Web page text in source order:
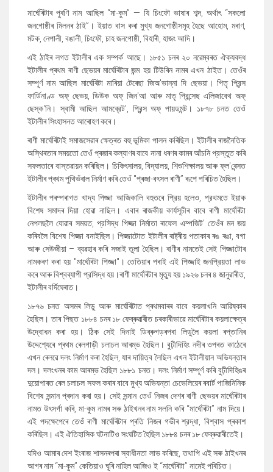
মাৰ্ঘেৰিটাৰ পুৰণি নাম আছিল “মা-কুম” — যি চিংফৌ ভাষাৰ শব্দ, অৰ্থাৎ “সকলো
জনগোষ্ঠীৰ মিলনৰ ঠাই”। ইয়াত বাস কৰা মুখ্য জনগোষ্ঠীসমূহ হৈছে আহোম, মৰাণ,
মটক, নেপালী, বঙালী, চিংফৌ, চাহ জনগোষ্ঠী, বিহাৰী, হাজং আদি।
এই ঠাইৰ লগত ইটালীৰ এক সম্পৰ্ক আছে। ১৮৫১ চনৰ ২০ নৱেম্বৰত ঐক্যবদ্ধ
ইটালীৰ প্ৰথম ৰাণী ছেভয়ৰ মাৰ্ঘেৰিটাৰ জন্ম হয় টিউৰিন নামৰ এখন ঠাইত। তেওঁৰ
সম্পূৰ্ণ নাম আছিল মাৰ্ঘেৰিটা মাৰিয়া টেৰেছা জিঅ'ভান্না দি ছেভয়া। পিতৃ প্রিন্স
ফার্ডিনাণ্ড অফ্ ছেভয়, ডিউক অফ্ জিন'আ আৰু মাতৃ প্রিন্সেছ এলিজাবেথ অফ্
ছেস্ক'নি। স্বামী আছিল আমব্রেট', প্রিন্স অফ্ পায়ডমন্ট। ১৮৭৮ চনত তেওঁ
ইটালীৰ সিংহাসনত আৰোহণ কৰে।
ৰাণী মাৰ্ঘেৰিটাই সমাজসেৱাৰ ক্ষেত্ৰত বহু ভূমিকা পালন কৰিছিল। ইটালীৰ ৰাজনৈতিক
অস্থিৰতাৰ সময়তো তেওঁ প্ৰজাৰ কল্যাণৰ বাবে নানা ধৰণৰ কামৰ আঁচনি প্রস্তুত কৰি
সফলতাৰে বাস্তৱায়ন কৰিছিল। চিকিৎসালয়, বিদ্যালয়, শিশুশিক্ষালয় আৰু ফ্ল'ৰেন্সত
ইটালীৰ প্ৰথম পুথিভঁৰাল নিৰ্মাণ কৰি তেওঁ "প্ৰজা-বৎসল ৰাণী” ৰূপে পৰিচিত হৈছিল।
ইটালীৰ পৰম্পৰাগত খাদ্য পিজ্জা আজিকালি বহুতৰে প্রিয় হলেও, প্রথমতে ইয়াক
বিশেষ সমাদৰ দিয়া হোৱা নাছিল। এবাৰ ৰাজকীয় কাৰ্যসূচীৰ বাবে ৰাণী মাৰ্ঘেৰিটা
নেপলছলৈ যোৱাৰ সময়ত, প্রসিদ্ধ পিজ্জা নিৰ্মাতা ৰাফেল এম্পজিট' তেওঁৰ মন জয়
কৰিবলৈ বিশেষ পিজ্জা বনাইছিল। পিজ্জাটোত ইটালীৰ ৰাষ্ট্ৰীয় পতাকাৰ ৰঙ ৰঙা, বগা
আৰু সেউজীয়া – ব্যৱহাৰ কৰি সজাই তুলা হৈছিল। ৰাণীৰ নামতেই সেই পিজ্জাটোৰ
নামকৰণ কৰা হয় "মাৰ্ঘেৰিটা পিজ্জা"। তেতিয়াৰ পৰাই এই পিজ্জাই জনপ্রিয়তা লাভ
কৰে আৰু বিশ্বব্যাপী প্রসিদ্ধ হয়।ৰাণী মাৰ্ঘেৰিটাৰ মৃত্যু হয় ১৯২৬ চনৰ ৪ জানুৱাৰীত,
ইটালীৰ বৰ্দিঘেৰাত।
১৮৭৬ চনত অসমৰ লিডু আৰু মাৰ্ঘেৰিটাত প্ৰথমবাৰৰ বাবে কয়লাখনি আৱিষ্কাৰ
হৈছিল। তাৰ পিছত ১৮৮৪ চনৰ ১৮ ফেব্ৰুৱাৰীত চৰকাৰীভাৱে মাৰ্ঘেৰিটাৰ কয়লাক্ষেত্ৰ
উদ্বোধন কৰা হয়। ঠিক সেই দিনাই ডিব্ৰুগড়ৰপৰা লিডুলৈ কয়লা ৰপ্তানিৰ
উদ্দেশ্যেৰে প্ৰথম ৰেলগাড়ী চলাচল আৰম্ভ হৈছিল। বুঢ়ীদিহিং নদীৰ ওপৰত কাঠেৰে
এখন ৰেলৱে দলং নিৰ্মাণ কৰা হৈছিল, যাৰ দায়িত্ব লৈছিল এখন ইটালীয়ান অভিযন্তাৰ
দল। দলংখনৰ কাম আৰম্ভ হৈছিল ১৮৮১ চনত। দলং নিৰ্মাণ সম্পূৰ্ণ কৰি বুঢ়ীদিহিঙৰ
দুয়োপাৰত ৰেল চলাচল সফল কৰাৰ বাবে মুখ্য অভিযন্তা চেভেলিয়েৰ ৰবাৰ্ট পাজিনিনিক
বিশেষ সন্মান প্ৰদান কৰা হয়। সেই সন্মান তেওঁ নিজৰ দেশৰ ৰাণী ছেভয়ৰ মাৰ্ঘেৰিটাৰ
নামত উৎসৰ্গা কৰি, মা-কুম নামৰ সৰু ঠাইখনৰ নাম সলনি কৰি “মাৰ্ঘেৰিটা” নাম দিয়ে।
এই পদক্ষেপেৰে তেওঁ ৰাণী মাৰ্ঘেৰিটাৰ প্ৰতি নিজৰ গভীৰ শ্রদ্ধা, বিশ্বাস প্ৰকাশ
কৰিছিল। এই ঐতিহাসিক ঘটনাটিও সংঘটিত হৈছিল ১৮৮৪ চনৰ ১৮ ফেব্ৰুৱাৰীতেই।
যদিও আমাৰ দেশ ইংৰাজ শাসনৰপৰা স্বাধীনতা লাভ কৰিছে, তথাপি এই সৰু ঠাইখনৰ
আগৰ নাম “মা-কুম” কেতিয়াও ঘূৰি নাহিল আজিও ই “মাৰ্ঘেৰিটা” নামেই পৰিচিত।